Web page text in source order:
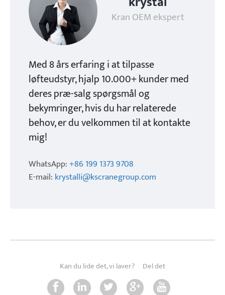
Kran OEM ekspert
Med 8 års erfaring i at tilpasse
løfteudstyr, hjalp 10.000+ kunder med
deres præ-salg spørgsmål og
bekymringer, hvis du har relaterede
behov, er du velkommen til at kontakte
mig!
WhatsApp:+86 199 1373 9708
E-mail: krystalli@kscranegroup.com
Kan du lide det, vi laver? Del det